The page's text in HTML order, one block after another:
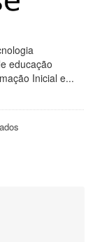
educação
Inicial e...